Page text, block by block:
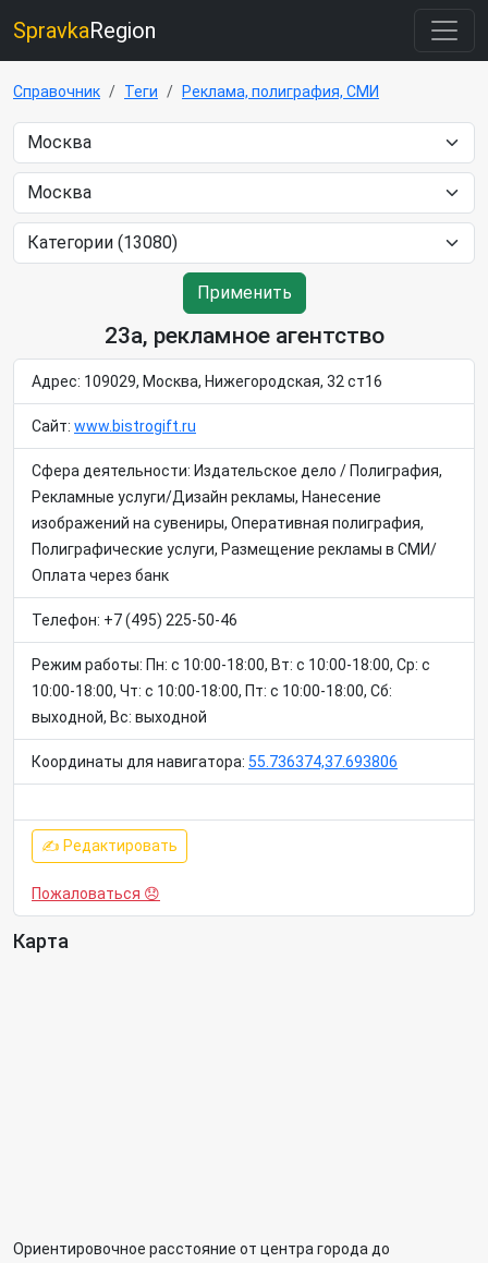
SpravkaRegion
Справочник Теги Реклама, полиграфия, СМИ
Применить
23а, рекламное агентство
Адрес: 109029, Москва, Нижегородская, 32 ст16
Сайт: www.bistrogift.ru
Сфера деятельности: Издательское дело / Полиграфия,
Рекламные услуги/Дизайн рекламы, Нанесение
изображений на сувениры, Оперативная полиграфия,
Полиграфические услуги, Размещение рекламы в СМИ/
Оплата через банк
Телефон: +7 (495) 225-50-46
Режим работы: Пн: c 10:00-18:00, Вт: c 10:00-18:00, Ср: c
10:00-18:00, Чт: c 10:00-18:00, Пт: c 10:00-18:00, Сб:
выходной, Вс: выходной
Координаты для навигатора: 55.736374,37.693806
✍ Редактировать
Пожаловаться 😞
Карта
Ориентировочное расстояние от центра города до